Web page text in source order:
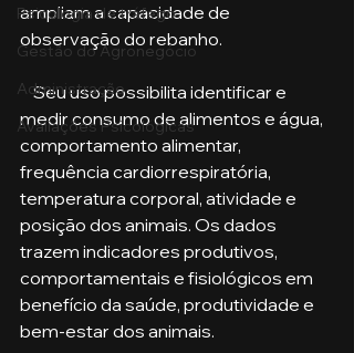
Psicologia de tráfego
Gestão do Agronegócio
Administração
Avaliações Psicológicas
ampliam a capacidade de
observação do rebanho.
    Seu uso possibilita identificar e
medir consumo de alimentos e água,
comportamento alimentar,
frequência cardiorrespiratória,
temperatura corporal, atividade e
posição dos animais. Os dados
trazem indicadores produtivos,
comportamentais e fisiológicos em
benefício da saúde, produtividade e
bem-estar dos animais.